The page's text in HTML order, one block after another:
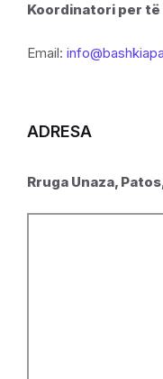
Koordinatori per
Email:
ADRESA
Rruga Unaza,